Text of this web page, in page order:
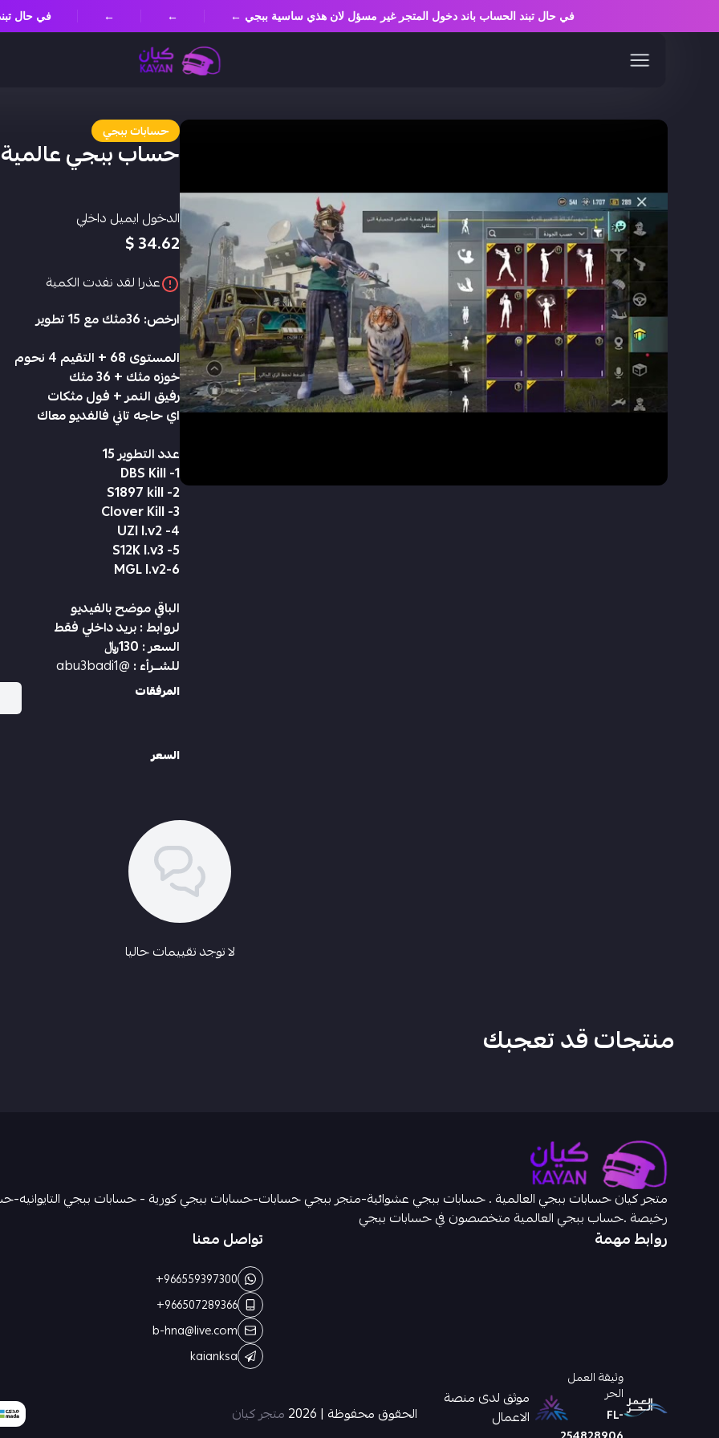
حسابات ببجي
حساب ببجي
الدخول ايميل داخلي
34.62 $
عذرا لقد نفدت الكمية
ارخص: 36مثك مع 15 تطوير
المستوى 68 + التقيم 4 نحوم
خوزه مثك + 36 مثك
رفيق النمر + فول مثكات
اي حاجه تاني فالفديو معاك
عدد التطوير 15
1- DBS Kill
2- S1897 kill
3- Clover Kill
4- UZI l.v2
5- S12K l.v3
6-MGL l.v2
الباقي موضح بالفيديو
لروابط : بريد داخلي فقط
السعر : 130﷼
للشــرأء : @abu3badi1
المرفقات
السعر
لا توجد تقييمات حاليا
منتجات قد تعجبك
رخيصة .حساب ببجي العالمية متخصصون في حسابات ببجي
روابط مهمة تواصل معنا
+966559397300
+966507289366
b-hna@live.com
kaianksa
وثيقة العمل
الحر
FL-
موثق لدى منصة
الاعمال
الحقوق محفوظة | 2026 متجر كيان
في حال تبند الحساب باند دخول المتجر غير مسؤل لان هذي ساسية ببجي ← في حال